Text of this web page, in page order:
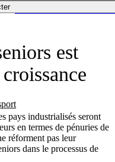
est
pays industrialisés seront
en termes de pénuries de
réforment pas leur
dans le processus de